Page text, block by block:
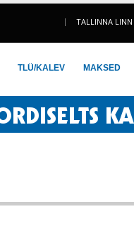
TALLINNA LINN
TLÜ/KALEV MAKSED